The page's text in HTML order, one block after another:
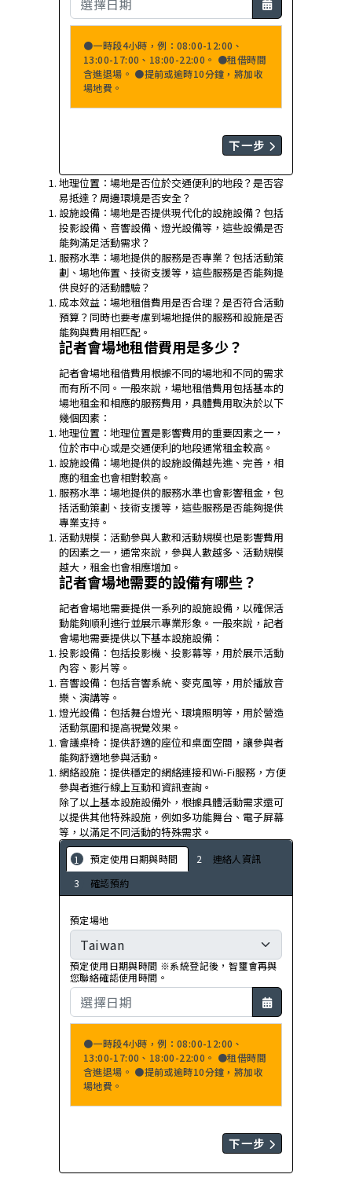
●一時段4小時，例：08:00-12:00、
13:00-17:00、18:00-22:00。 ●租借時間
含進退場。 ●提前或逾時10分鐘，將加收
場地費。
下一步
地理位置：場地是否位於交通便利的地段？是否容
易抵達？周邊環境是否安全？
設施設備：場地是否提供現代化的設施設備？包括
投影設備、音響設備、燈光設備等，這些設備是否
能夠滿足活動需求？
服務水準：場地提供的服務是否專業？包括活動策
劃、場地佈置、技術支援等，這些服務是否能夠提
供良好的活動體驗？
成本效益：場地租借費用是否合理？是否符合活動
預算？同時也要考慮到場地提供的服務和設施是否
能夠與費用相匹配。
記者會場地租借費用是多少？
記者會場地租借費用根據不同的場地和不同的需求
而有所不同。一般來說，場地租借費用包括基本的
場地租金和相應的服務費用，具體費用取決於以下
幾個因素：
地理位置：地理位置是影響費用的重要因素之一，
位於市中心或是交通便利的地段通常租金較高。
設施設備：場地提供的設施設備越先進、完善，相
應的租金也會相對較高。
服務水準：場地提供的服務水準也會影響租金，包
括活動策劃、技術支援等，這些服務是否能夠提供
專業支持。
活動規模：活動參與人數和活動規模也是影響費用
的因素之一，通常來說，參與人數越多、活動規模
越大，租金也會相應增加。
記者會場地需要的設備有哪些？
記者會場地需要提供一系列的設施設備，以確保活
動能夠順利進行並展示專業形象。一般來說，記者
會場地需要提供以下基本設施設備：
投影設備：包括投影機、投影幕等，用於展示活動
內容、影片等。
音響設備：包括音響系統、麥克風等，用於播放音
樂、演講等。
燈光設備：包括舞台燈光、環境照明等，用於營造
活動氛圍和提高視覺效果。
會議桌椅：提供舒適的座位和桌面空間，讓參與者
能夠舒適地參與活動。
網絡設施：提供穩定的網絡連接和Wi-Fi服務，方便
參與者進行線上互動和資訊查詢。
除了以上基本設施設備外，根據具體活動需求還可
以提供其他特殊設施，例如多功能舞台、電子屏幕
等，以滿足不同活動的特殊需求。
預定使用日期與時間
連絡人資訊
確認預約
預定場地
預定使用日期與時間 ※系統登記後，智璽會再與
您聯絡確認使用時間。
●一時段4小時，例：08:00-12:00、
13:00-17:00、18:00-22:00。 ●租借時間
含進退場。 ●提前或逾時10分鐘，將加收
場地費。
下一步